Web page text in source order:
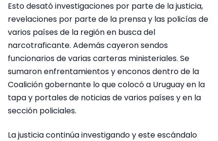
Esto desató investigaciones por parte de la justicia,
revelaciones por parte de la prensa y las policías de
varios países de la región en busca del
narcotraficante. Además cayeron sendos
funcionarios de varias carteras ministeriales. Se
sumaron enfrentamientos y enconos dentro de la
Coalición gobernante lo que colocó a Uruguay en la
tapa y portales de noticias de varios países y en la
sección policiales.
La justicia continúa investigando y este escándalo